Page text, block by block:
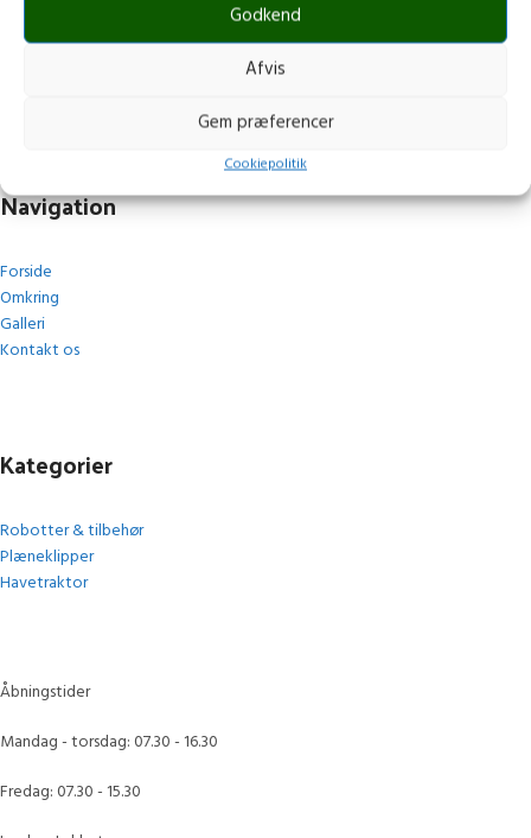
Godkend
Afvis
Gem præferencer
Cookiepolitik
post@stops.dk
Navigation
Forside
Omkring
Galleri
Kontakt os
Kategorier
Robotter & tilbehør
Plæneklipper
Havetraktor
Åbningstider
Mandag - torsdag: 07.30 - 16.30
Fredag: 07.30 - 15.30